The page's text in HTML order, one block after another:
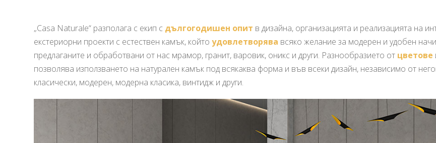
„Casa Naturale“ разполага с екип с дългогодишен опит в дизайна, организацията и реализацията на
екстериорни проекти с естествен камък, койтоудовлетворява всяко желание за модерен и удобен
предлаганите и обработвани от нас мрамор, гранит, варовик, оникс и други. Разнообразието от цветове
позволява използването на натурален камък под всякаква форма и във всеки дизайн, независимо от
класически, модерен, модерна класика, винтидж и други.